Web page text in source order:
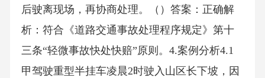
后驶离现场，再协商处理。（）答案：正确解
析：符合《道路交通事故处理程序规定》第十
三条“轻微事故快处快赔”原则。4.案例分析4.1
甲驾驶重型半挂车凌晨2时驶入山区长下坡，因